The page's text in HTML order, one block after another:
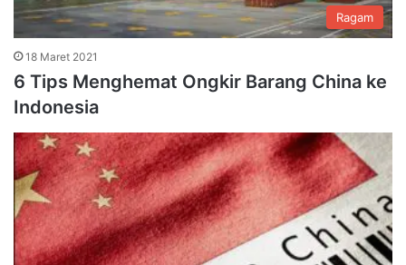
Ragam
18 Maret 2021
6 Tips Menghemat Ongkir Barang China ke
Indonesia